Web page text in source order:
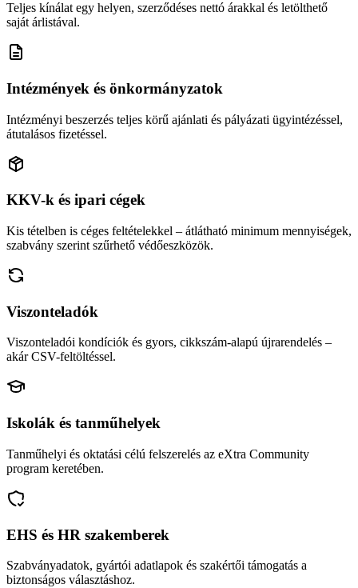
Teljes kínálat egy helyen, szerződéses nettó árakkal és letölthető
saját árlistával.
Intézmények és önkormányzatok
Intézményi beszerzés teljes körű ajánlati és pályázati ügyintézéssel,
átutalásos fizetéssel.
KKV-k és ipari cégek
Kis tételben is céges feltételekkel – átlátható minimum mennyiségek,
szabvány szerint szűrhető védőeszközök.
Viszonteladók
Viszonteladói kondíciók és gyors, cikkszám-alapú újrarendelés –
akár CSV-feltöltéssel.
Iskolák és tanműhelyek
Tanműhelyi és oktatási célú felszerelés az eXtra Community
program keretében.
EHS és HR szakemberek
Szabványadatok, gyártói adatlapok és szakértői támogatás a
biztonságos választáshoz.